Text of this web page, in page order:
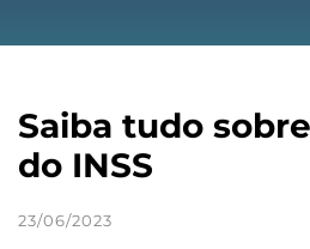
Saiba tudo
do INSS
23/06/2023